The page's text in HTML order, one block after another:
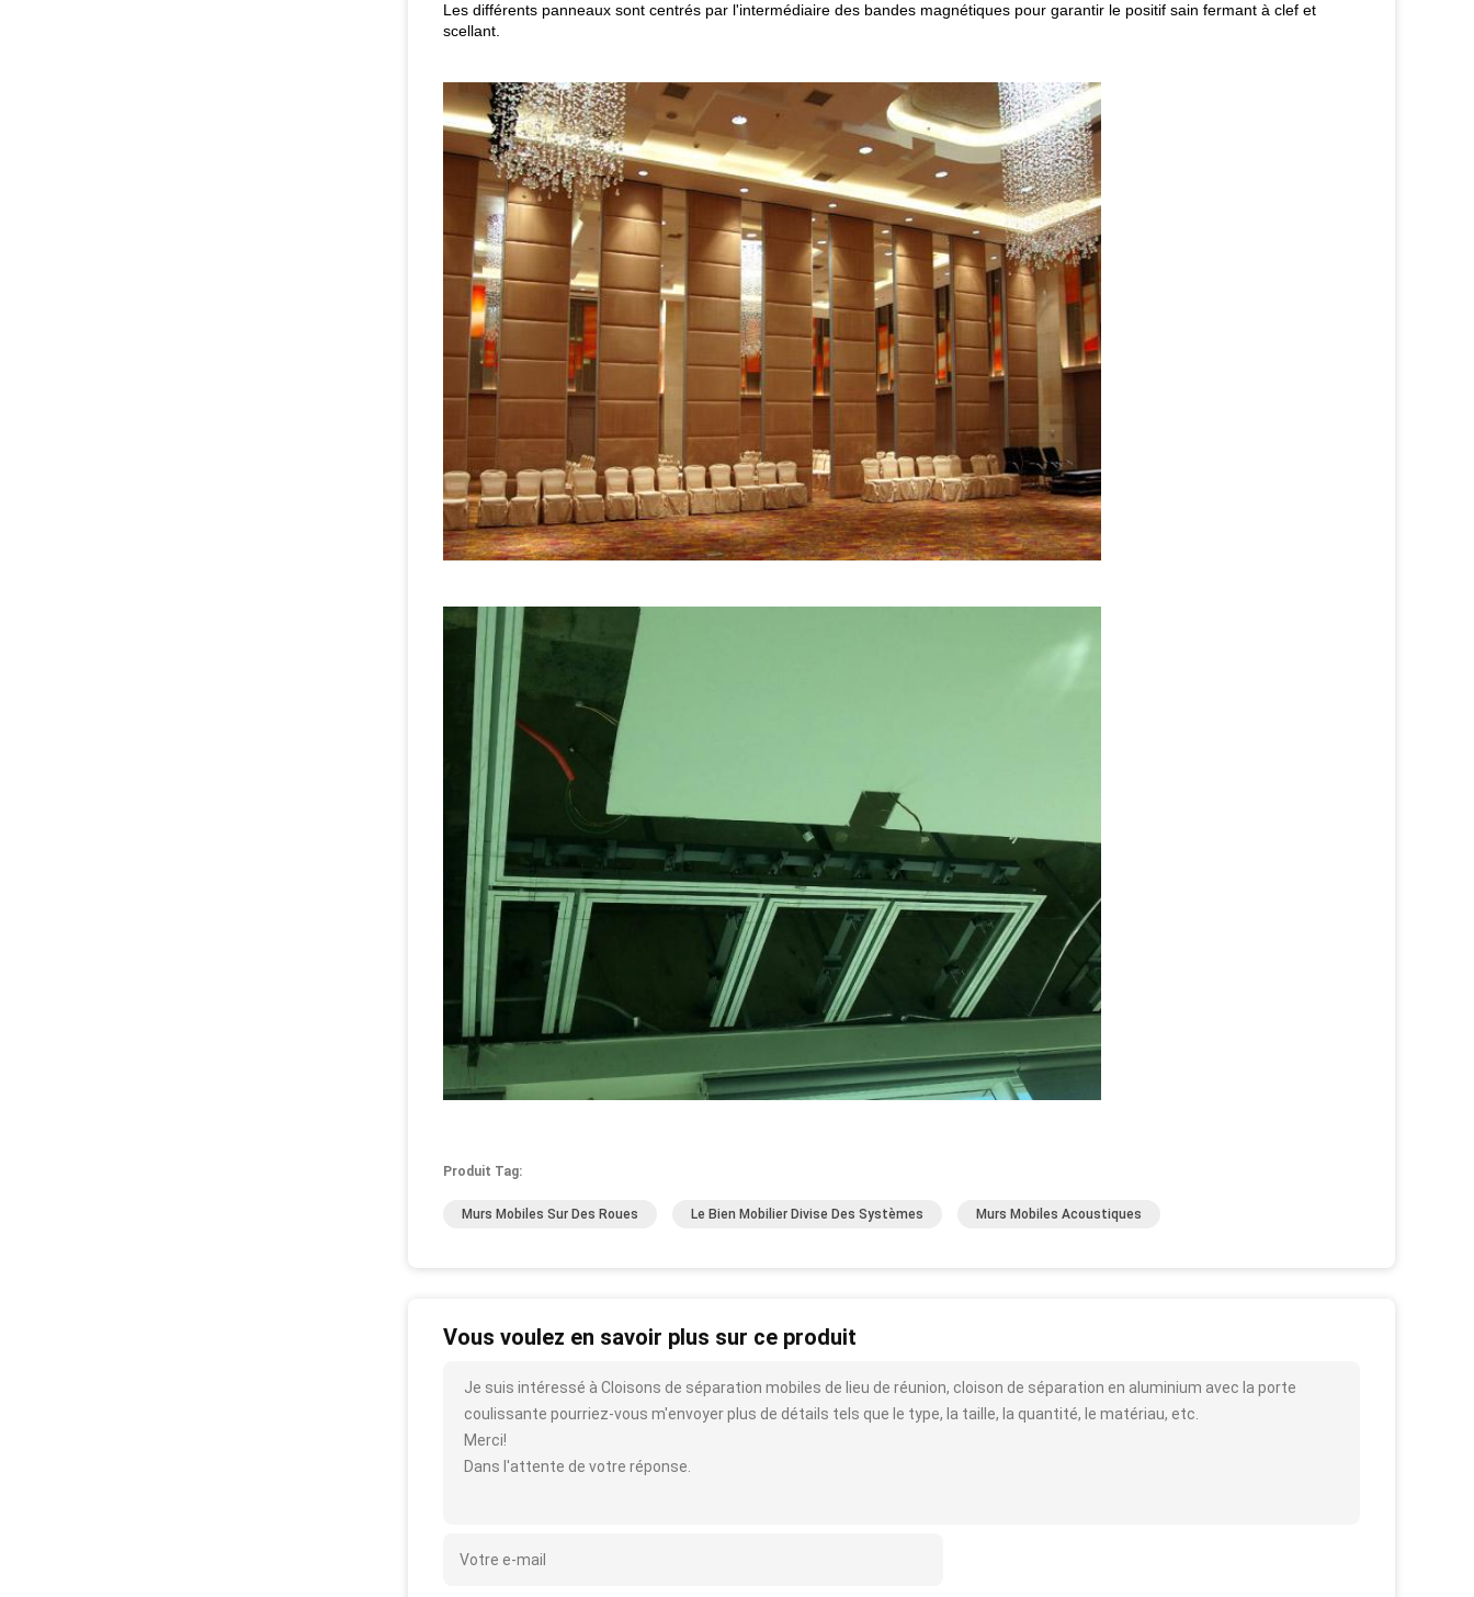
Les différents panneaux sont centrés par l'intermédiaire des bandes magnétiques pour garantir le positif sain fermant à clef et
scellant.
Produit Tag:
Murs Mobiles Sur Des Roues Le Bien Mobilier Divise Des Systèmes Murs Mobiles Acoustiques
Vous voulez en savoir plus sur ce produit
Je suis intéressé à Cloisons de séparation mobiles de lieu de réunion, cloison de séparation en aluminium avec la porte
coulissante pourriez-vous m'envoyer plus de détails tels que le type, la taille, la quantité, le matériau, etc.
Merci!
Dans l'attente de votre réponse.